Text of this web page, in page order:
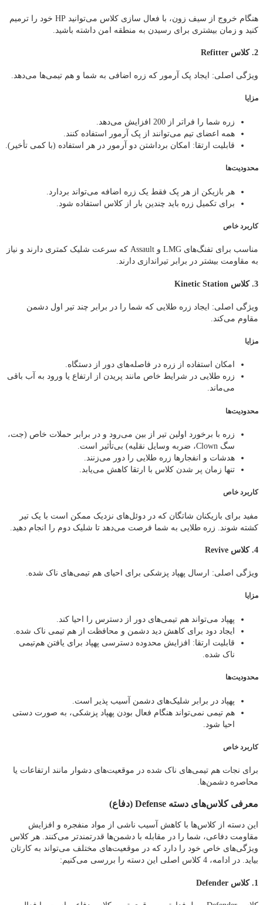
هنگام خروج از سیف زون، با فعال‌ سازی کلاس می‌توانید HP خود را ترمیم
کنید و زمان بیشتری برای رسیدن به منطقه امن داشته باشید.
2. کلاس Refitter
ویژگی اصلی: ایجاد پک آرمور که زره اضافی به شما و هم‌ تیمی‌ها می‌دهد.
مزایا
زره شما را فراتر از 200 افزایش می‌دهد.
همه اعضای تیم می‌توانند از پک آرمور استفاده کنند.
قابلیت ارتقا: امکان برداشتن دو آرمور در هر استفاده (با کمی تأخیر).
محدودیت‌ها
هر بازیکن از هر پک فقط یک زره اضافه می‌تواند بردارد.
برای تکمیل زره باید چندین بار از کلاس استفاده شود.
کاربرد خاص
مناسب برای تفنگ‌های LMG و Assault که سرعت شلیک کمتری دارند و نیاز
به مقاومت بیشتر در برابر تیراندازی دارند.
3. کلاس Kinetic Station
ویژگی اصلی: ایجاد زره طلایی که شما را در برابر چند تیر اول دشمن
مقاوم می‌کند.
مزایا
امکان استفاده از زره در فاصله‌های دور از دستگاه.
زره طلایی در شرایط خاص مانند پریدن از ارتفاع یا ورود به آب باقی
می‌ماند.
محدودیت‌ها
زره با برخورد اولین تیر از بین می‌رود و در برابر حملات خاص (جت،
سگ Clown، ضربه وسایل نقلیه) بی‌تأثیر است.
هدشات و انفجارها زره طلایی را دور می‌زنند.
تنها زمان پر شدن کلاس با ارتقا کاهش می‌یابد.
کاربرد خاص
مفید برای بازیکنان شاتگان که در دوئل‌های نزدیک ممکن است با یک تیر
کشته شوند. زره طلایی به شما فرصت می‌دهد تا شلیک دوم را انجام دهید.
4. کلاس Revive
ویژگی اصلی: ارسال پهپاد پزشکی برای احیای هم‌ تیمی‌های ناک شده.
مزایا
پهپاد می‌تواند هم‌ تیمی‌های دور از دسترس را احیا کند.
ایجاد دود برای کاهش دید دشمن و محافظت از هم‌ تیمی ناک شده.
قابلیت ارتقا: افزایش محدوده دسترسی پهپاد برای یافتن هم‌تیمی
ناک شده.
محدودیت‌ها
پهپاد در برابر شلیک‌های دشمن آسیب‌ پذیر است.
هم‌ تیمی نمی‌تواند هنگام فعال بودن پهپاد پزشکی، به‌ صورت دستی
احیا شود.
کاربرد خاص
برای نجات هم‌ تیمی‌های ناک شده در موقعیت‌های دشوار مانند ارتفاعات یا
محاصره دشمن‌ها.
معرفی کلاس‌های دسته Defense (دفاع)
این دسته از کلاس‌ها با کاهش آسیب ناشی از مواد منفجره و افزایش
مقاومت دفاعی، شما را در مقابله با دشمن‌ها قدرتمندتر می‌کنند. هر کلاس
ویژگی‌های خاص خود را دارد که در موقعیت‌های مختلف می‌تواند به کارتان
بیاید. در ادامه، 4 کلاس اصلی این دسته را بررسی می‌کنیم:
1. کلاس Defender